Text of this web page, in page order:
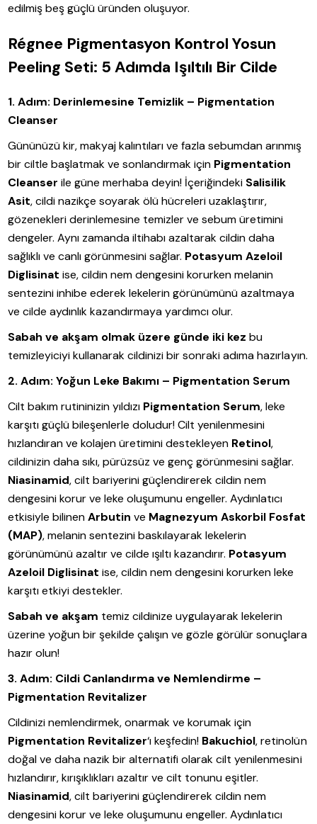
edilmiş beş güçlü üründen oluşuyor.
Régnee Pigmentasyon Kontrol Yosun
Peeling Seti: 5 Adımda Işıltılı Bir Cilde
1. Adım: Derinlemesine Temizlik – Pigmentation
Cleanser
Gününüzü kir, makyaj kalıntıları ve fazla sebumdan arınmış
bir ciltle başlatmak ve sonlandırmak için Pigmentation
Cleanser ile güne merhaba deyin! İçeriğindeki Salisilik
Asit, cildi nazikçe soyarak ölü hücreleri uzaklaştırır,
gözenekleri derinlemesine temizler ve sebum üretimini
dengeler. Aynı zamanda iltihabı azaltarak cildin daha
sağlıklı ve canlı görünmesini sağlar. Potasyum Azeloil
Diglisinat ise, cildin nem dengesini korurken melanin
sentezini inhibe ederek lekelerin görünümünü azaltmaya
ve cilde aydınlık kazandırmaya yardımcı olur.
Sabah ve akşam olmak üzere günde iki kez bu
temizleyiciyi kullanarak cildinizi bir sonraki adıma hazırlayın.
2. Adım: Yoğun Leke Bakımı – Pigmentation Serum
Cilt bakım rutininizin yıldızı Pigmentation Serum, leke
karşıtı güçlü bileşenlerle doludur! Cilt yenilenmesini
hızlandıran ve kolajen üretimini destekleyen Retinol,
cildinizin daha sıkı, pürüzsüz ve genç görünmesini sağlar.
Niasinamid, cilt bariyerini güçlendirerek cildin nem
dengesini korur ve leke oluşumunu engeller. Aydınlatıcı
etkisiyle bilinenArbutin ve Magnezyum Askorbil Fosfat
(MAP), melanin sentezini baskılayarak lekelerin
görünümünü azaltır ve cilde ışıltı kazandırır. Potasyum
Azeloil Diglisinat ise, cildin nem dengesini korurken leke
karşıtı etkiyi destekler.
Sabah ve akşam temiz cildinize uygulayarak lekelerin
üzerine yoğun bir şekilde çalışın ve gözle görülür sonuçlara
hazır olun!
3. Adım: Cildi Canlandırma ve Nemlendirme –
Pigmentation Revitalizer
Cildinizi nemlendirmek, onarmak ve korumak için
Pigmentation Revitalizer‘ı keşfedin! Bakuchiol, retinolün
doğal ve daha nazik bir alternatifi olarak cilt yenilenmesini
hızlandırır, kırışıklıkları azaltır ve cilt tonunu eşitler.
Niasinamid, cilt bariyerini güçlendirerek cildin nem
dengesini korur ve leke oluşumunu engeller. Aydınlatıcı